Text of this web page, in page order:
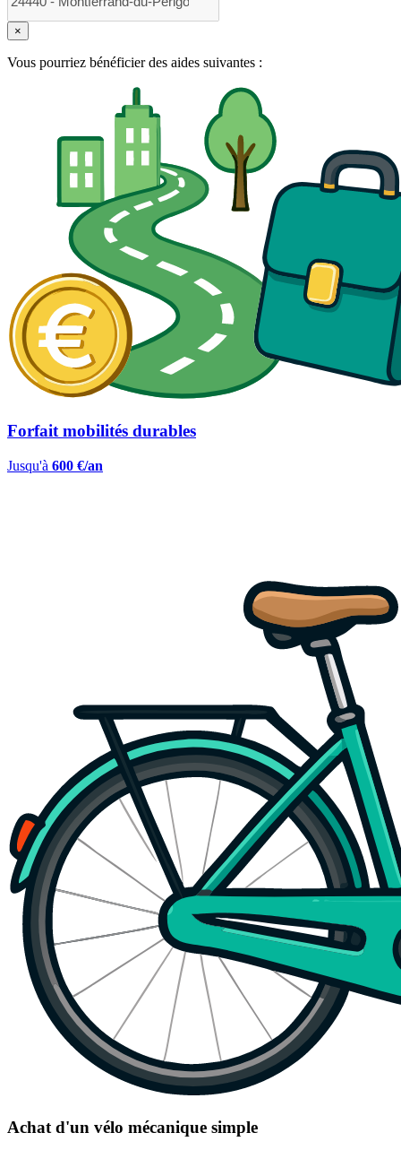
×
Vous pourriez bénéficier des aides suivantes :
Forfait mobilités durables
Jusqu'à 600 €/an
Achat d'un vélo mécanique simple